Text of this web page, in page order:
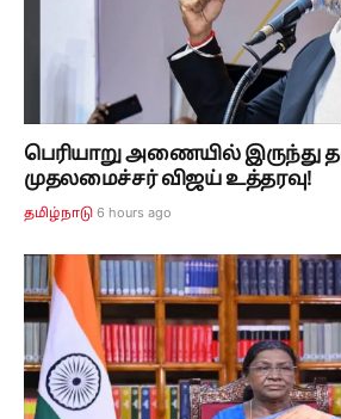
பெரியாறு அணையில் இருந்து
முதலமைச்சர் விஜய் உத்தரவு!
தமிழ்நாடு 6 hours ago